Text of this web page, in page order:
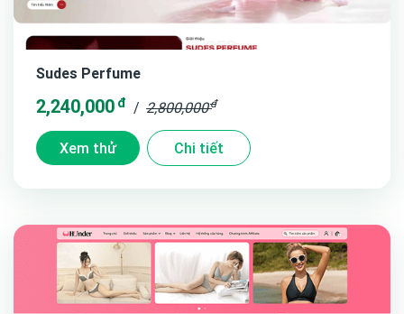
Sudes Perfume
2,240,000đ / 2,800,000đ
Xem thử Chi tiết